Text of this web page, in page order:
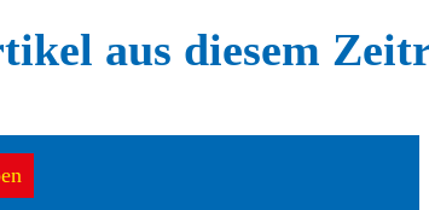
aus diesem